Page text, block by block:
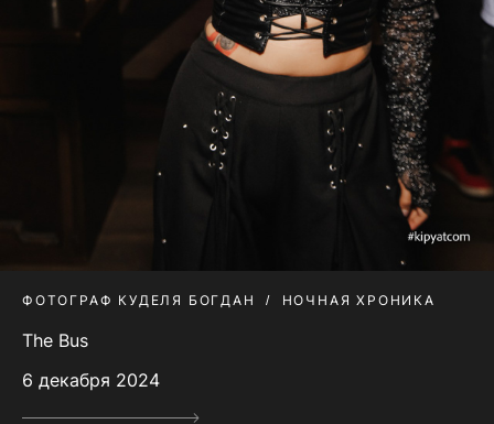
ФОТОГРАФ КУДЕЛЯ БОГДАН НОЧНАЯ ХРОНИКА
The Bus
6 декабря 2024